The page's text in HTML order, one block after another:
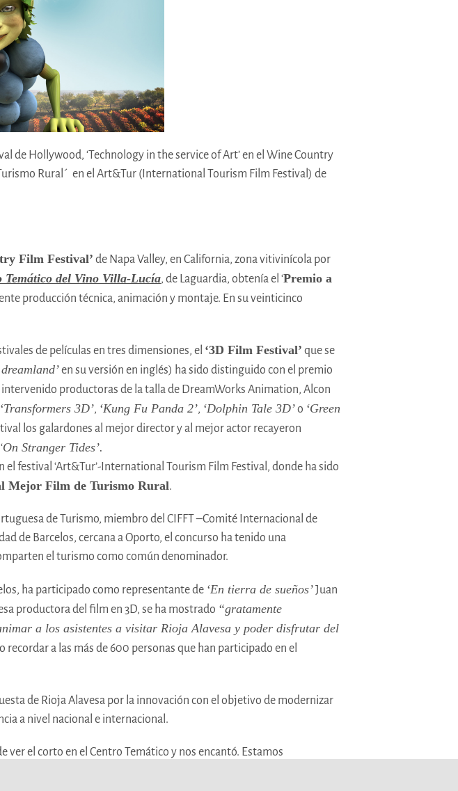
de Hollywood, ‘Technology in the service of Art’ en el Wine Country
Rural´ en el Art&Tur (International Tourism Film Festival) de
Film Festival’ de Napa Valley, en California, zona vitivinícola por
Temático del Vino Villa-Lucía, de Laguardia, obtenía el ‘Premio a
producción técnica, animación y montaje. En su veinticinco
de películas en tres dimensiones, el ‘3D Film Festival’ que se
en su versión en inglés) ha sido distinguido con el premio
intervenido productoras de la talla de DreamWorks Animation, Alcon
‘Transformers 3D’, ‘Kung Fu Panda 2’, ‘Dolphin Tale 3D’o ‘Green
los galardones al mejor director y al mejor actor recayeron
On Stranger Tides’.
festival ‘Art&Tur’-International Tourism Film Festival, donde ha sido
Mejor Film de Turismo Rural.
de Turismo, miembro del CIFFT –Comité Internacional de
de Barcelos, cercana a Oporto, el concurso ha tenido una
el turismo como común denominador.
ha participado como representante de ‘En tierra de sueños’Juan
productora del film en 3D, se ha mostrado “gratamente
a los asistentes a visitar Rioja Alavesa y poder disfrutar del
recordar a las más de 600 personas que han participado en el
de Rioja Alavesa por la innovación con el objetivo de modernizar
a nivel nacional e internacional.
el corto en el Centro Temático y nos encantó. Estamos